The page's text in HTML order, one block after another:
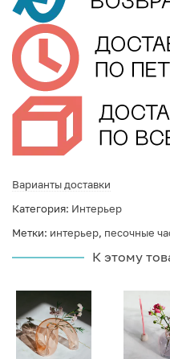
Варианты доставки
Категория: Интерьер
Метки: интерьер, песочные
К этому